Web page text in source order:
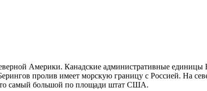
Америки. Канадские административные единицы
пролив имеет морскую границу с Россией. На
самый большой по площади штат США.